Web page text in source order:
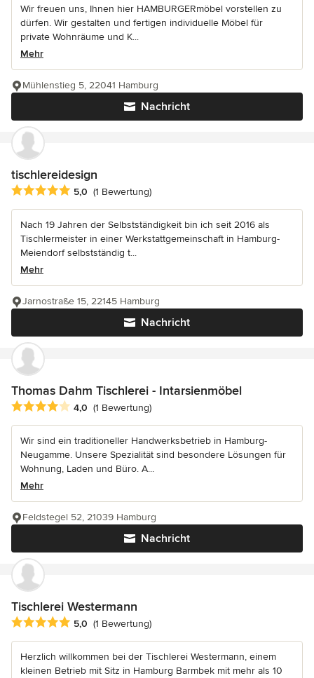
Wir freuen uns, Ihnen hier HAMBURGERmöbel vorstellen zu
dürfen. Wir gestalten und fertigen individuelle Möbel für
private Wohnräume und K...
Mehr
Nachricht
Mühlenstieg 5, 22041 Hamburg
tischlereidesign
Durchschnittliche Bewertung: 5 von 5 Sternen
5,0 (1 Bewertung)
Nach 19 Jahren der Selbstständigkeit bin ich seit 2016 als
Tischlermeister in einer Werkstattgemeinschaft in Hamburg-
Meiendorf selbstständig t...
Mehr
Nachricht
Jarnostraße 15, 22145 Hamburg
Thomas Dahm Tischlerei - Intarsienmöbel
Durchschnittliche Bewertung: 4 von 5 Sternen
4,0 (1 Bewertung)
Wir sind ein traditioneller Handwerksbetrieb in Hamburg-
Neugamme. Unsere Spezialität sind besondere Lösungen für
Wohnung, Laden und Büro. A...
Mehr
Nachricht
Feldstegel 52, 21039 Hamburg
Tischlerei Westermann
Durchschnittliche Bewertung: 5 von 5 Sternen
5,0 (1 Bewertung)
Herzlich willkommen bei der Tischlerei Westermann, einem
kleinen Betrieb mit Sitz in Hamburg Barmbek mit mehr als 10